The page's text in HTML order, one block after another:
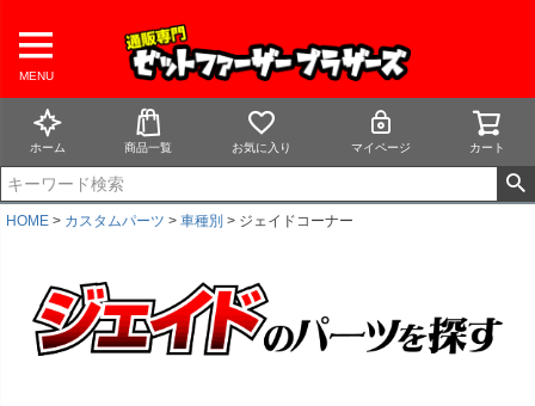
MENU
ホーム 商品一覧 お気に入り マイページ カート
HOME カスタムパーツ 車種別 ジェイドコーナー